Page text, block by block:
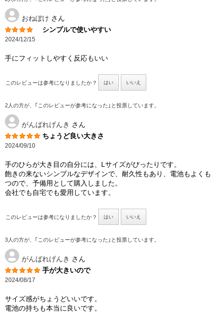
おねぼけ さん
シンプルで使いやすい
2024/12/15
手にフィットしやすく反応もいい
このレビューは参考になりましたか？ はい いいえ
2人の方が、｢このレビューが参考になった｣と投票しています。
がんばれげんき さん
ちょうど良い大きさ
2024/09/10
手のひらが大き目の自分には、Lサイズがぴったりです。
飽きの来ないシンプルなデザインで、耐久性もあり、電池もよくも
つので、予備用として購入しました。
会社でも自宅でも愛用しています。
このレビューは参考になりましたか？ はい いいえ
3人の方が、｢このレビューが参考になった｣と投票しています。
がんばれげんき さん
手が大きいので
2024/08/17
サイズ感がちょうどいいです。
電池の持ちも本当に良いです。